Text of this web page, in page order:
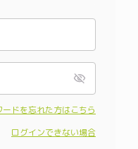
ードを忘れた方はこちら
ログインできない場合